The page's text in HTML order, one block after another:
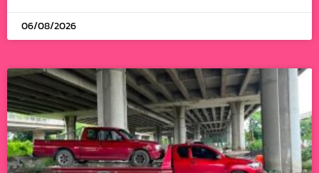
06/08/2026